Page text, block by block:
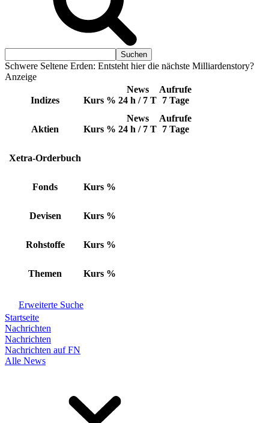
Schwere Seltene Erden: Entsteht hier die nächste Milliardenstory?
Anzeige
Indizes Kurs %
News
24 h / 7 T
Aufrufe
7 Tage
Aktien Kurs %
News
24 h / 7 T
Aufrufe
7 Tage
Xetra-Orderbuch
Fonds Kurs %
Devisen Kurs %
Rohstoffe Kurs %
Themen Kurs %
Erweiterte Suche
Startseite
Nachrichten
Nachrichten
Nachrichten auf FN
Alle News